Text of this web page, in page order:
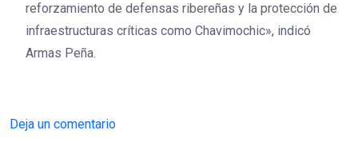
reforzamiento de defensas ribereñas y la protección de
infraestructuras críticas como Chavimochic», indicó
Armas Peña.
Deja un comentario